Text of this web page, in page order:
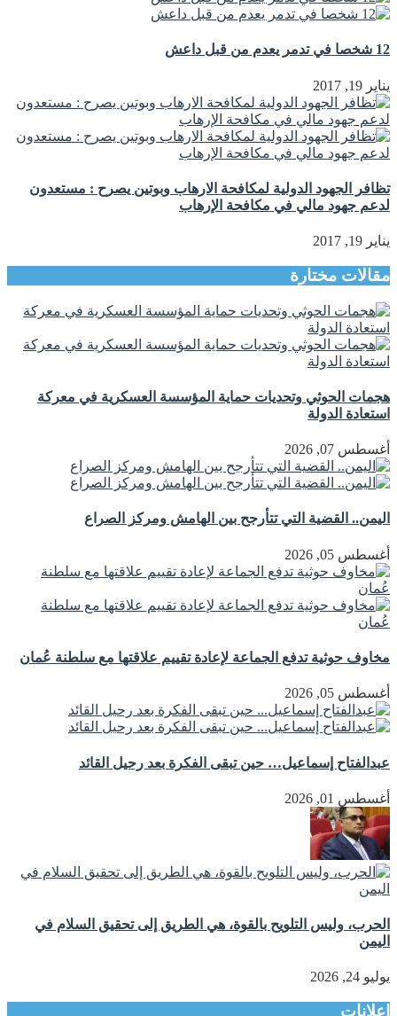
12 شخصا في تدمر يعدم من قبل داعش
يناير 19, 2017
تظافر الجهود الدولية لمكافحة الارهاب وبوتين يصرح : مستعدون
لدعم جهود مالي في مكافحة الإرهاب
يناير 19, 2017
مقالات مختارة
هجمات الحوثي وتحديات حماية المؤسسة العسكرية في معركة
استعادة الدولة
أغسطس 07, 2026
اليمن.. القضية التي تتأرجح بين الهامش ومركز الصراع
أغسطس 05, 2026
مخاوف حوثية تدفع الجماعة لإعادة تقييم علاقتها مع سلطنة عُمان
أغسطس 05, 2026
عبدالفتاح إسماعيل… حين تبقى الفكرة بعد رحيل القائد
أغسطس 01, 2026
الحرب، وليس التلويح بالقوة، هي الطريق إلى تحقيق السلام في
اليمن
يوليو 24, 2026
إعلانات